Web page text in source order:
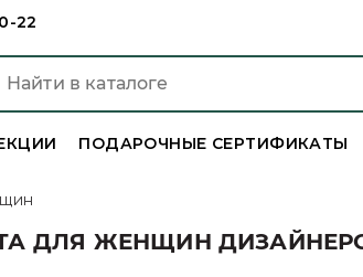
22
ПОДАРОЧНЫЕ СЕРТИФИКАТЫ
ДЛЯ ЖЕНЩИН